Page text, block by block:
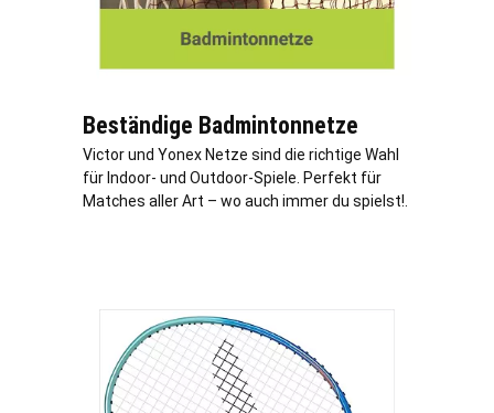
Beständige Badmintonnetze
Victor und Yonex Netze sind die richtige Wahl
für Indoor- und Outdoor-Spiele. Perfekt für
Matches aller Art – wo auch immer du spielst!.